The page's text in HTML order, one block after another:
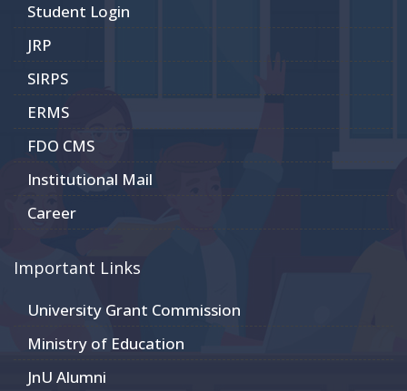
Student Login
JRP
SIRPS
ERMS
FDO CMS
Institutional Mail
Career
Important Links
University Grant Commission
Ministry of Education
JnU Alumni